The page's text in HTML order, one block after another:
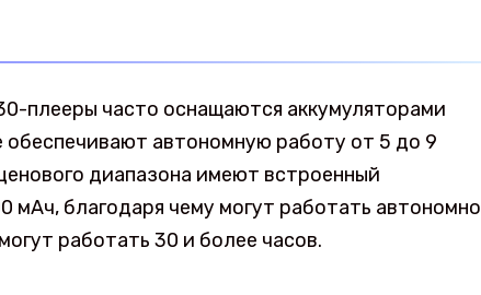
плееры часто оснащаются аккумуляторами
автономную работу от 5 до 9
диапазона имеют встроенный
мАч, благодаря чему могут работать автономно
работать 30 и более часов.